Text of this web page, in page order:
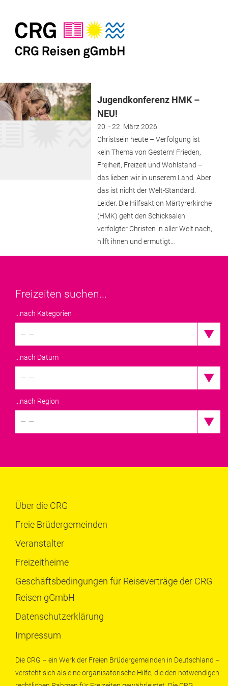
Jugendkonferenz HMK –
NEU!
20. - 22. März 2026
Christsein heute – Verfolgung ist
kein Thema von Gestern! Frieden,
Freiheit, Freizeit und Wohlstand –
das lieben wir in unserem Land. Aber
das ist nicht der Welt-Standard.
Leider. Die Hilfsaktion Märtyrerkirche
(HMK) geht den Schicksalen
verfolgter Christen in aller Welt nach,
hilft ihnen und ermutigt…
Freizeiten suchen...
...nach Kategorien
– –
...nach Datum
– –
...nach Region
– –
Über die CRG
Freie Brüdergemeinden
Veranstalter
Freizeitheime
Geschäftsbedingungen für Reiseverträge der CRG
Reisen gGmbH
Datenschutzerklärung
Impressum
Die CRG – ein Werk der Freien Brüdergemeinden in Deutschland –
versteht sich als eine organisatorische Hilfe, die den notwendigen